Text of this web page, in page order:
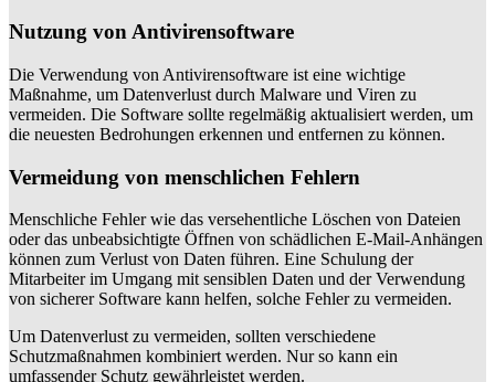
Nutzung von Antivirensoftware
Die Verwendung von Antivirensoftware ist eine wichtige
Maßnahme, um Datenverlust durch Malware und Viren zu
vermeiden. Die Software sollte regelmäßig aktualisiert werden, um
die neuesten Bedrohungen erkennen und entfernen zu können.
Vermeidung von menschlichen Fehlern
Menschliche Fehler wie das versehentliche Löschen von Dateien
oder das unbeabsichtigte Öffnen von schädlichen E-Mail-Anhängen
können zum Verlust von Daten führen. Eine Schulung der
Mitarbeiter im Umgang mit sensiblen Daten und der Verwendung
von sicherer Software kann helfen, solche Fehler zu vermeiden.
Um Datenverlust zu vermeiden, sollten verschiedene
Schutzmaßnahmen kombiniert werden. Nur so kann ein
umfassender Schutz gewährleistet werden.